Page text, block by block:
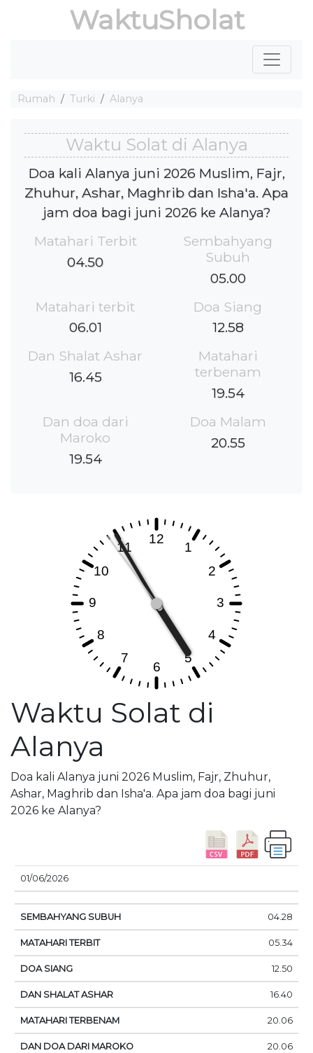
WaktuSholat
Rumah Turki Alanya
Waktu Solat di Alanya
Doa kali Alanya juni 2026 Muslim, Fajr,
Zhuhur, Ashar, Maghrib dan Isha'a. Apa
jam doa bagi juni 2026 ke Alanya?
Matahari Terbit
04.50
Sembahyang
Subuh
05.00
Matahari terbit
06.01
Doa Siang
12.58
Dan Shalat Ashar
16.45
Matahari
terbenam
19.54
Dan doa dari
Maroko
19.54
Doa Malam
20.55
Waktu Solat di
Alanya
Doa kali Alanya juni 2026 Muslim, Fajr, Zhuhur,
Ashar, Maghrib dan Isha'a. Apa jam doa bagi juni
2026 ke Alanya?
TANGGAL
SEMBAHYANG
SUBUH
MATAHARI
DOA
SIANG
01/06/2026
04.28
05.34
12.50
16.40
20.06
20.06